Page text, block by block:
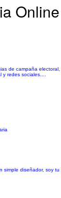
Online
de campaña
redes sociales....
diseñador, soy